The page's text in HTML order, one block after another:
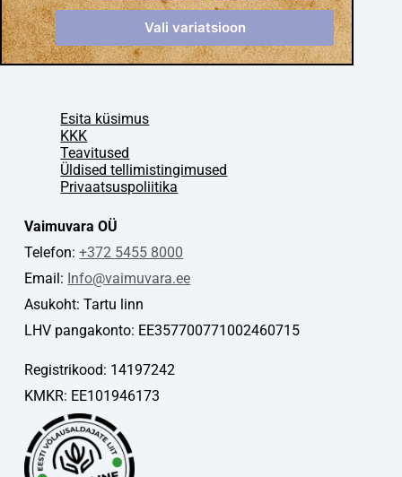
Vali variatsioon
Esita küsimus
KKK
Teavitused
Üldised tellimistingimused
Privaatsuspoliitika
Vaimuvara OÜ
Telefon:+372 5455 8000
Email: Info@vaimuvara.ee
Asukoht: Tartu linn
LHV pangakonto: EE357700771002460715
Registrikood: 14197242
KMKR: EE101946173